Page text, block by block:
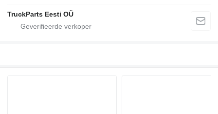
TruckParts Eesti OÜ